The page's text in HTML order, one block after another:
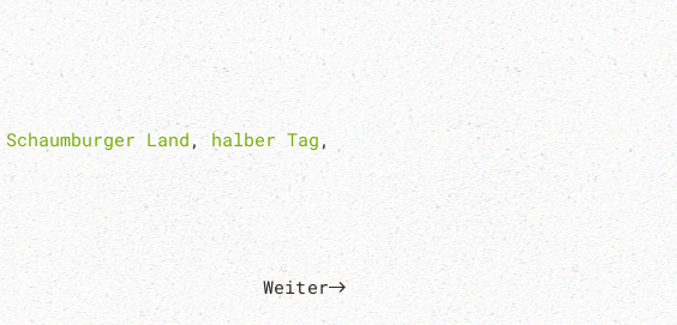
Schaumburger Land , halber Tag ,
Weiter